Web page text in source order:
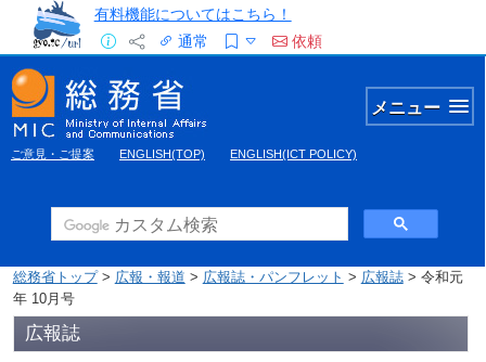
有料機能についてはこちら！
通常
依頼